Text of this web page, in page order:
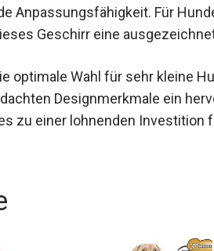
Anpassungsfähigkeit. Für
Geschirr eine
optimale Wahl für sehr kleine
Designmerkmale ein
zu einer lohnenden Investition